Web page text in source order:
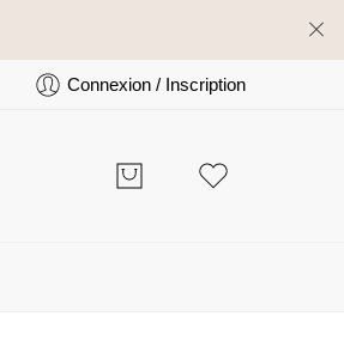
Connexion / Inscription